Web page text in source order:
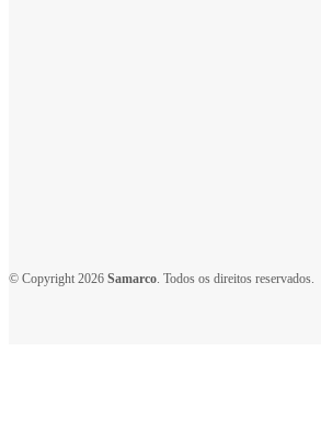
© Copyright 2026 Samarco . Todos os direitos reservados.